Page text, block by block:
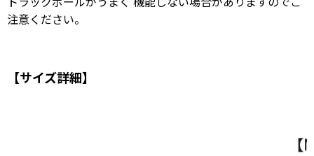
注意ください。
【サイズ詳細】